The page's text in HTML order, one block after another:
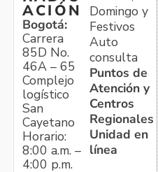
ACIÓN
Bogotá:
Carrera
85D No.
46A – 65
Complejo
logístico
San
Cayetano
Horario:
8:00 a.m. –
4:00 p.m.
Domingo y
Festivos
Auto
consulta
Puntos de
Atención y
Centros
Regionales
Unidad en
línea